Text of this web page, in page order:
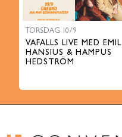
TORSDAG 10/9
VAFALLS LIVE MED EMIL
HANSIUS & HAMPUS
HEDSTRÖM